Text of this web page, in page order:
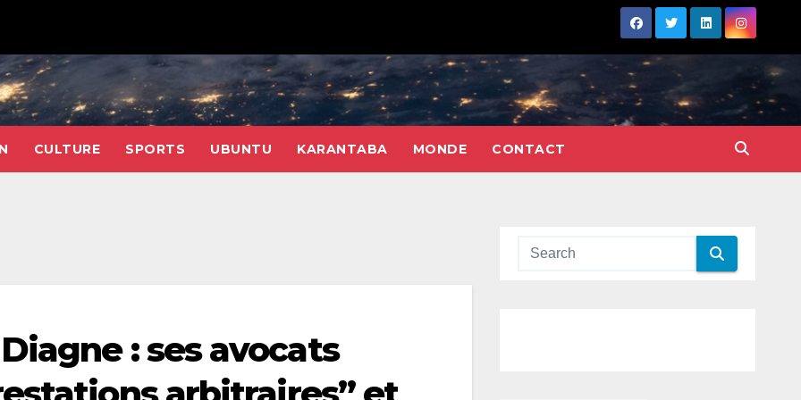
CULTURE SPORTS UBUNTU KARANTABA MONDE CONTACT
: ses avocats